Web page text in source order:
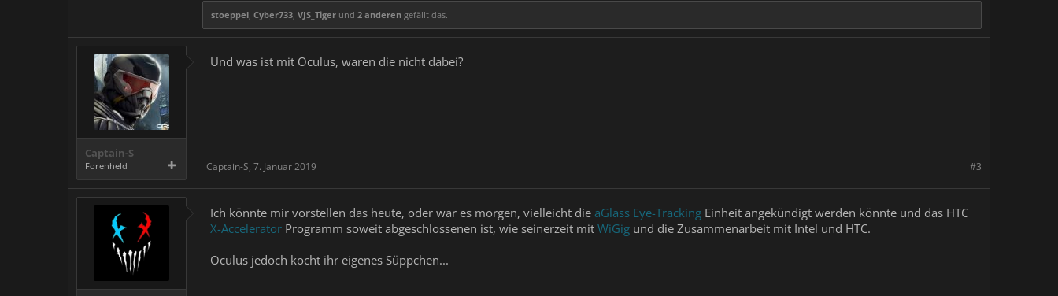
stoeppel, Cyber733, VJS_Tiger und 2 anderen gefällt das.
Captain-S
Forenheld
Und was ist mit Oculus, waren die nicht dabei?
#3
Captain-S, 7. Januar 2019
Ich könnte mir vorstellen das heute, oder war es morgen, vielleicht die aGlass Eye-Tracking Einheit angekündigt werden könnte und das HTC
X-Accelerator Programm soweit abgeschlossenen ist, wie seinerzeit mit WiGig und die Zusammenarbeit mit Intel und HTC.
Oculus jedoch kocht ihr eigenes Süppchen...